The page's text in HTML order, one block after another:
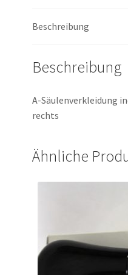
Beschreibung
Beschreibung
A-Säulenverkleidung
rechts
Ähnliche